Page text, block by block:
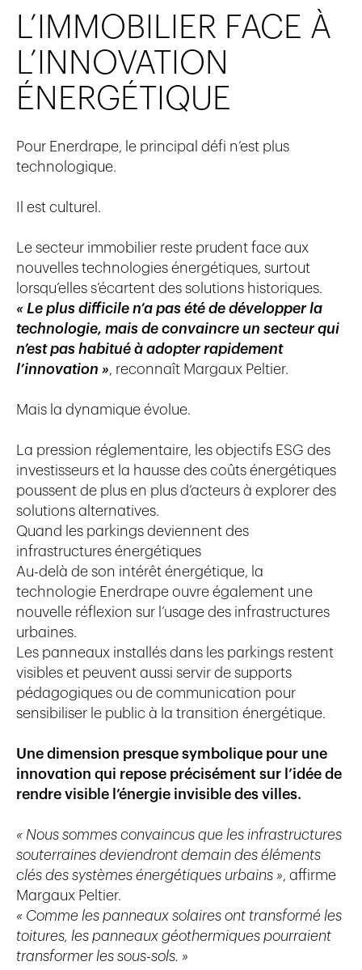
L’IMMOBILIER FACE À
L’INNOVATION
ÉNERGÉTIQUE
Pour Enerdrape, le principal défi n’est plus
technologique.
Il est culturel.
Le secteur immobilier reste prudent face aux
nouvelles technologies énergétiques, surtout
lorsqu’elles s’écartent des solutions historiques.
« Le plus difficile n’a pas été de développer la
technologie, mais de convaincre un secteur qui
n’est pas habitué à adopter rapidement
l’innovation », reconnaît Margaux Peltier.
Mais la dynamique évolue.
La pression réglementaire, les objectifs ESG des
investisseurs et la hausse des coûts énergétiques
poussent de plus en plus d’acteurs à explorer des
solutions alternatives.
Quand les parkings deviennent des
infrastructures énergétiques
Au-delà de son intérêt énergétique, la
technologie Enerdrape ouvre également une
nouvelle réflexion sur l’usage des infrastructures
urbaines.
Les panneaux installés dans les parkings restent
visibles et peuvent aussi servir de supports
pédagogiques ou de communication pour
sensibiliser le public à la transition énergétique.
Une dimension presque symbolique pour une
innovation qui repose précisément sur l’idée de
rendre visible l’énergie invisible des villes.
« Nous sommes convaincus que les infrastructures
souterraines deviendront demain des éléments
clés des systèmes énergétiques urbains », affirme
Margaux Peltier.
« Comme les panneaux solaires ont transformé les
toitures, les panneaux géothermiques pourraient
transformer les sous-sols. »